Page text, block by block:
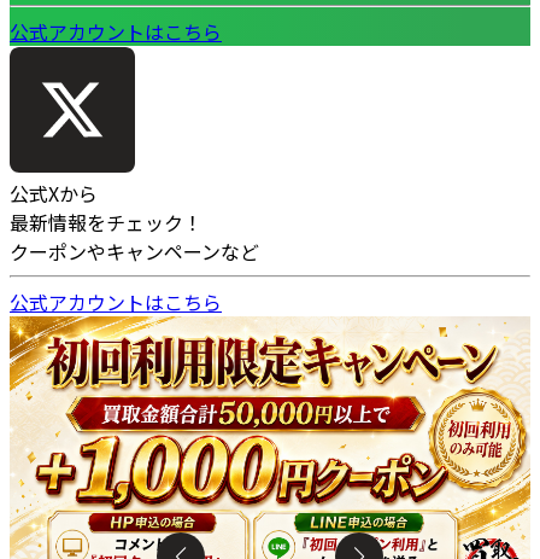
公式アカウントはこちら
公式Xから
最新情報をチェック！
クーポンやキャンペーンなど
公式アカウントはこちら